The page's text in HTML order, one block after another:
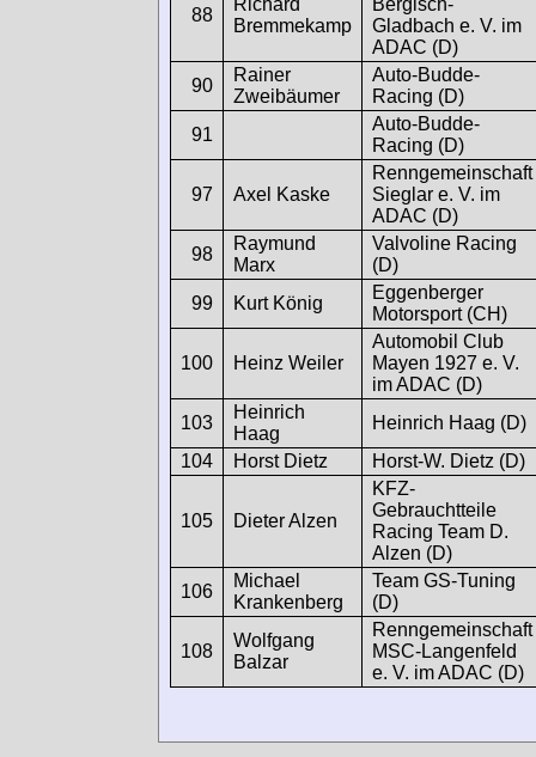
88
Richard
Bremmekamp
Bergisch-
Gladbach e. V. im
ADAC (D)
90
Rainer
Zweibäumer
Auto-Budde-
Racing (D)
91
Auto-Budde-
Racing (D)
97 Axel Kaske
Renngemeinschaft
Sieglar e. V. im
ADAC (D)
98
Raymund
Marx
Valvoline Racing
(D)
99
Kurt König
Eggenberger
Motorsport (CH)
100 Heinz Weiler
Automobil Club
Mayen 1927 e. V.
im ADAC (D)
103
Heinrich
Haag
Heinrich Haag (D)
104
Horst Dietz Horst-W. Dietz (D)
105 Dieter Alzen
KFZ-
Gebrauchtteile
Racing Team D.
Alzen (D)
106
Michael
Krankenberg
Team GS-Tuning
(D)
108
Wolfgang
Balzar
Renngemeinschaft
MSC-Langenfeld
e. V. im ADAC (D)